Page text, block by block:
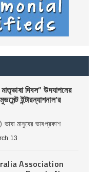
দিবস” উদযাপনের
ইন্টারন্যাশনাল’র
ভাষা মানুষের ভাবপ্রকাশ
13
Association